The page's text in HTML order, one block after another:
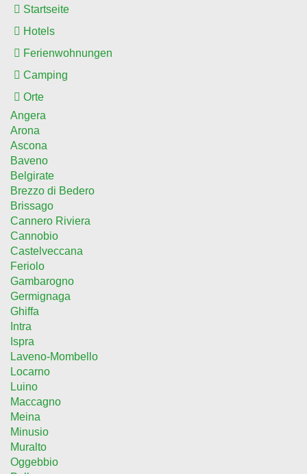
Startseite
Hotels
Ferienwohnungen
Camping
Orte
Angera
Arona
Ascona
Baveno
Belgirate
Brezzo di Bedero
Brissago
Cannero Riviera
Cannobio
Castelveccana
Feriolo
Gambarogno
Germignaga
Ghiffa
Intra
Ispra
Laveno-Mombello
Locarno
Luino
Maccagno
Meina
Minusio
Muralto
Oggebbio